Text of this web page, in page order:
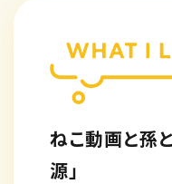
ねこ動画と孫
源」